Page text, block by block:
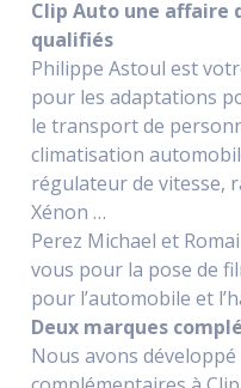
Clip Auto une affaire
qualifiés
Philippe Astoul est
pour les adaptations
le transport de
climatisation
régulateur de vitesse,
Xénon …
Perez Michael et
vous pour la pose de
pour l’automobile et
Deux marques
Nous avons